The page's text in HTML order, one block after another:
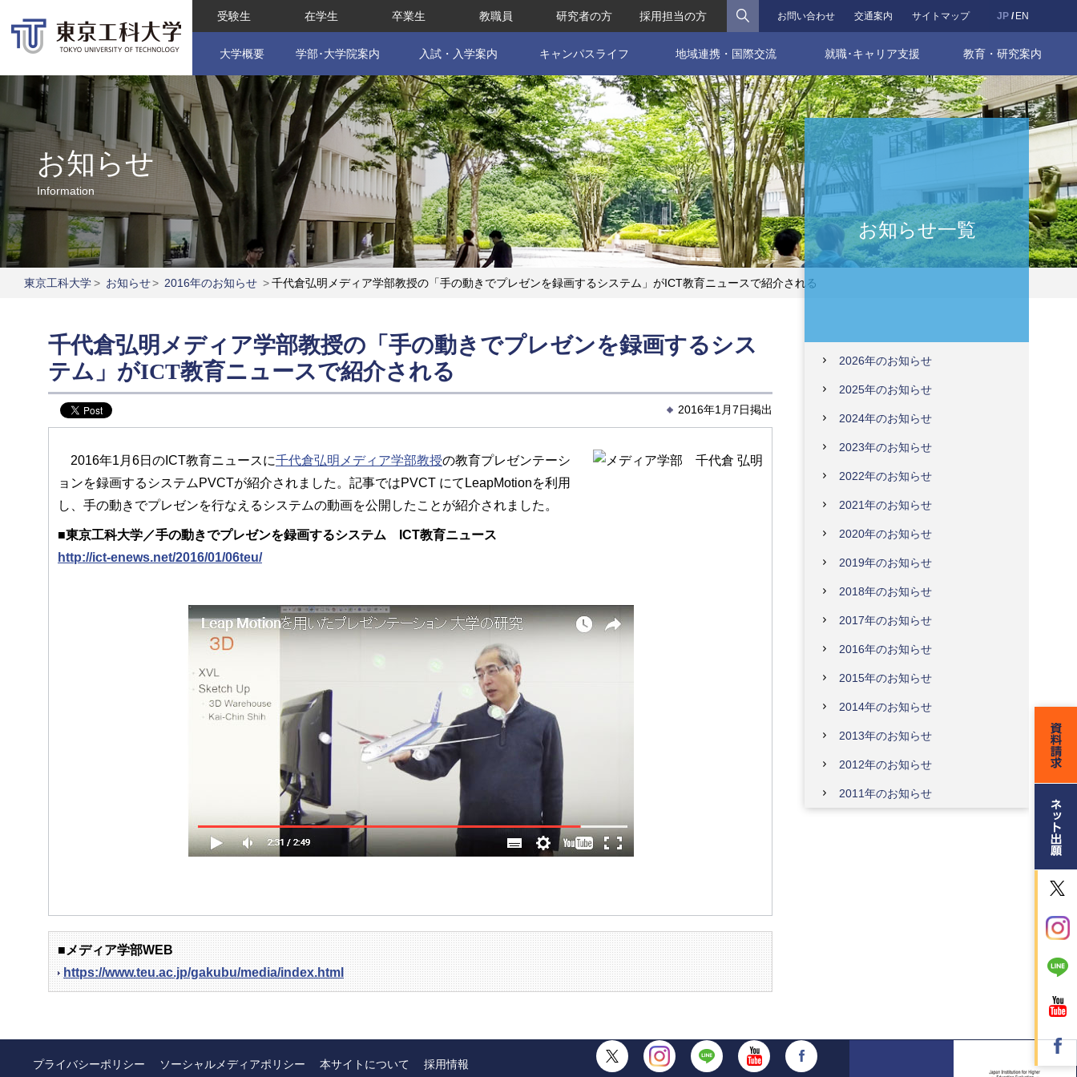
JP EN
お問い合わせ 交通案内 サイトマップ
受験生 在学生 卒業生 教職員 研究者の方 採用担当の方 検索
大学概要 学部･大学院案内 入試・入学案内 キャンパスライフ 地域連携・国際交流 就職･キャリア支援 教育・研究案内
お知らせ
Information
東京工科大学> お知らせ> 2016年のお知らせ >千代倉弘明メディア学部教授の「手の動きでプレゼンを録画するシステム」がICT教育ニュースで紹介される
千代倉弘明メディア学部教授の「手の動きでプレゼンを録画するシス
テム」がICT教育ニュースで紹介される
2016年1月7日掲出
2016年1月6日のICT教育ニュースに千代倉弘明メディア学部教授の教育プレゼンテーシ
ョンを録画するシステムPVCTが紹介されました。記事ではPVCT にてLeapMotionを利用
し、手の動きでプレゼンを行なえるシステムの動画を公開したことが紹介されました。
■東京工科大学／手の動きでプレゼンを録画するシステム ICT教育ニュース
http://ict-enews.net/2016/01/06teu/
■メディア学部WEB
https://www.teu.ac.jp/gakubu/media/index.html
お知らせ一覧
2026年のお知らせ
2025年のお知らせ
2024年のお知らせ
2023年のお知らせ
2022年のお知らせ
2021年のお知らせ
2020年のお知らせ
2019年のお知らせ
2018年のお知らせ
2017年のお知らせ
2016年のお知らせ
2015年のお知らせ
2014年のお知らせ
2013年のお知らせ
2012年のお知らせ
2011年のお知らせ
プライバシーポリシー ソーシャルメディアポリシー 本サイトについて 採用情報